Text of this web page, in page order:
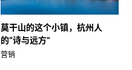
莫干山的这个小镇，杭州人
的“诗与远方”
营销